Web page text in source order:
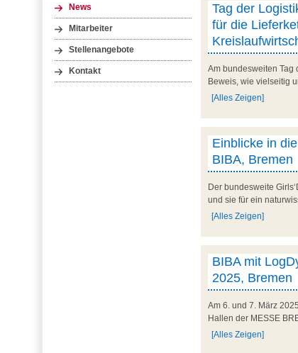
News
Mitarbeiter
Stellenangebote
Kontakt
Tag der
für die
Am bundesweiten Tag
Beweis, wie vielseitig
[Alles Zeigen]
Einblicke in
BIBA, Bremen
Der bundesweite
und sie für ein
[Alles Zeigen]
BIBA mit
2025, Bremen
Am 6. und 7. März
Hallen der MESSE
[Alles Zeigen]